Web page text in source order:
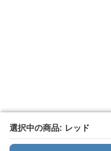
選択中の商品: レッド
選択中の商品: レッド